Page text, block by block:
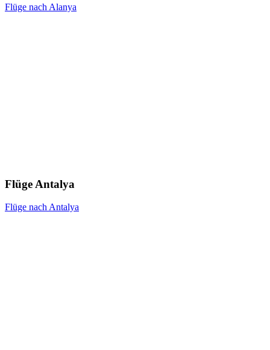
Flüge nach Alanya
Flüge Antalya
Flüge nach Antalya